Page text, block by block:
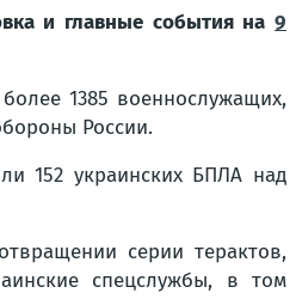
и главные события на 9
1385 военнослужащих,
России.
152 украинских БПЛА над
серии терактов,
спецслужбы, в том